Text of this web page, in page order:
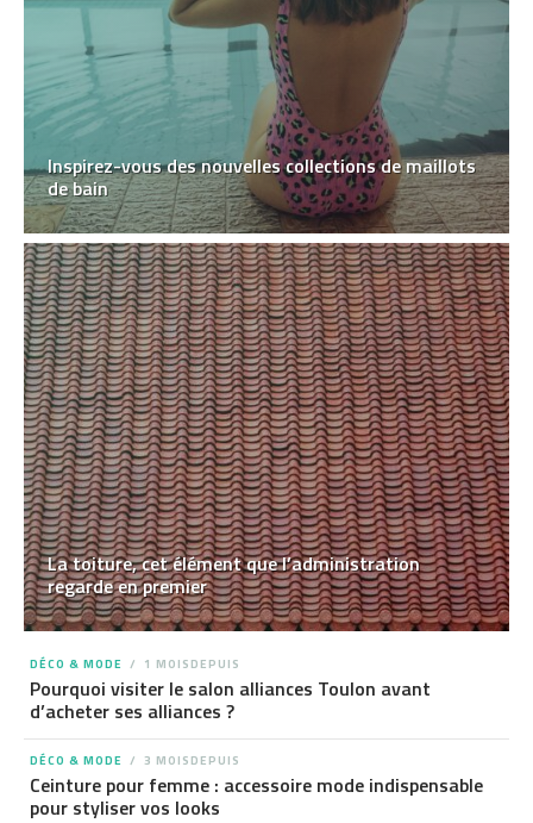
Inspirez-vous des nouvelles collections de maillots
de bain
La toiture, cet élément que l’administration
regarde en premier
DÉCO & MODE 1 MOISDEPUIS
Pourquoi visiter le salon alliances Toulon avant
d’acheter ses alliances ?
DÉCO & MODE 3 MOISDEPUIS
Ceinture pour femme : accessoire mode indispensable
pour styliser vos looks